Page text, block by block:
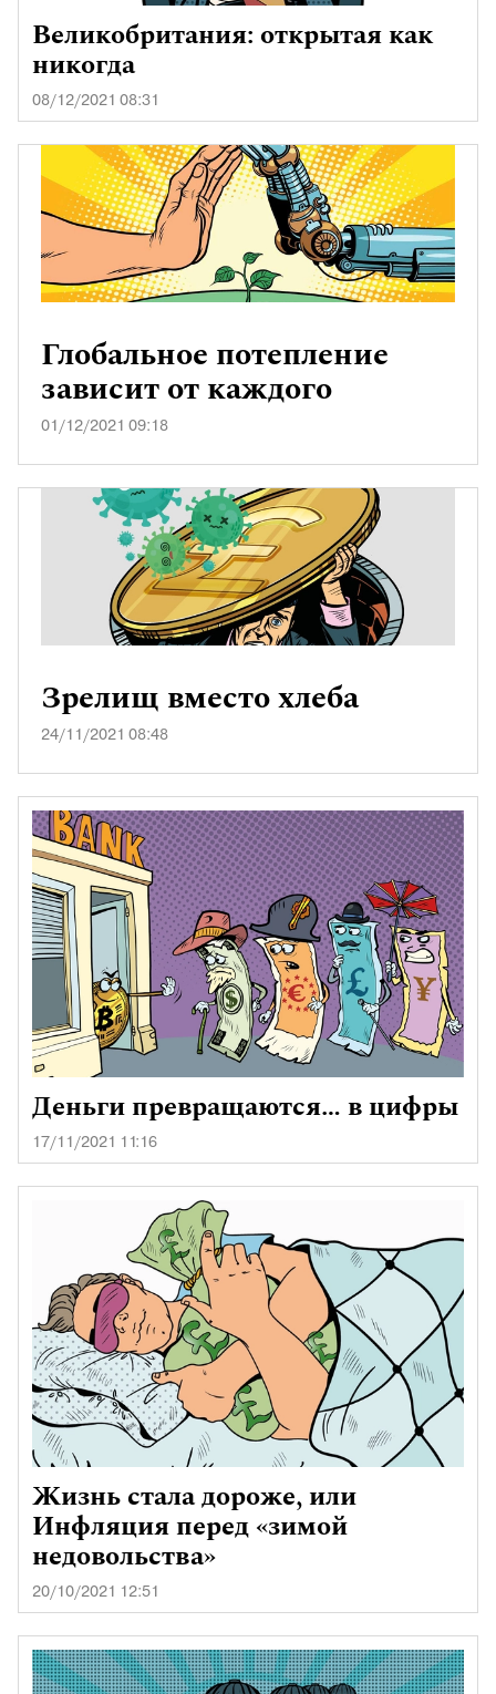
Великобритания: открытая как
никогда
08/12/2021 08:31
Глобальное потепление
зависит от каждого
01/12/2021 09:18
Зрелищ вместо хлеба
24/11/2021 08:48
Деньги превращаются… в цифры
17/11/2021 11:16
Жизнь стала дороже, или
Инфляция перед «зимой
недовольства»
20/10/2021 12:51